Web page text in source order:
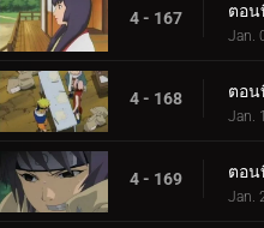
4 - 167
Jan.
4 - 168
Jan.
4 - 169
Jan.